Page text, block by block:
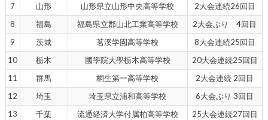
7
山形 山形県立山形中央高等学校
2大会連続26回目
8
福島 福島県立郡山北工業高等学校
2大会ぶり 4回目
9
茨城 茗溪学園高等学校
8大会連続25回目
10
栃木 國學院大學栃木高等学校
20大会連続25回目
11
群馬 桐生第一高等学校
2大会連続 2回目
12
埼玉 埼玉県立浦和高等学校
6大会ぶり 3回目
13
千葉 流通経済大学付属柏高等学校
25大会連続27回目